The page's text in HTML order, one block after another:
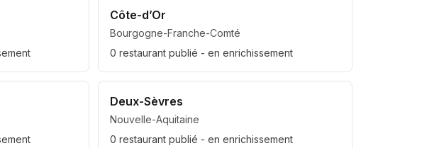
Côte-d’Or
Bourgogne-Franche-Comté
0 restaurant publié - en enrichissement
Deux-Sèvres
Nouvelle-Aquitaine
0 restaurant publié - en enrichissement